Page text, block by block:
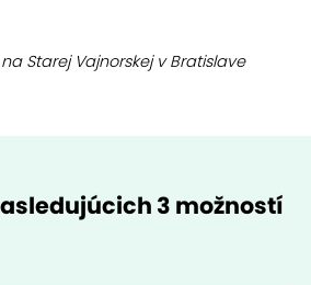
Starej Vajnorskej v Bratislave
3 možností